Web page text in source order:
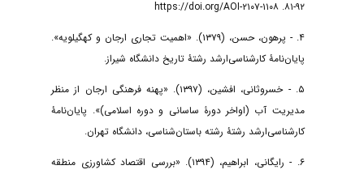
۹۲-۸۱. https://doi.org/AOI-۲۱۰۷-۱۱۰۸
۴. - پرهون، حسن، (۱۳۷۹). «اهمیت تجاری ارجان و کهگیلویه».
پایان‌نامۀ کارشناسی‌ارشد رشتۀ تاریخ دانشگاه شیراز.
۵. - خسروثانی، افشین، (۱۳۹۷). «پهنه فرهنگی ارجان از منظر
مدیریت آب (اواخر دورۀ ساسانی و دوره اسلامی)». پایان‌نامۀ
کارشناسی‌ارشد رشتۀ رشته باستان‌شناسی، دانشگاه تهران.
۶. - رایگانی، ابراهیم، (۱۳۹۴). «بررسی اقتصاد کشاورزی منطقه